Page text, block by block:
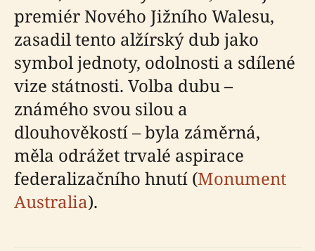
premiér Nového Jižního Walesu,
zasadil tento alžírský dub jako
symbol jednoty, odolnosti a sdílené
vize státnosti. Volba dubu –
známého svou silou a
dlouhověkostí – byla záměrná,
měla odrážet trvalé aspirace
federalizačního hnutí (Monument
Australia).